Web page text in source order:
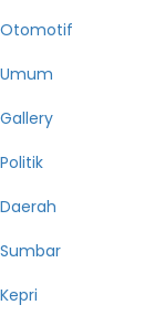
Otomotif
Umum
Gallery
Politik
Daerah
Sumbar
Kepri